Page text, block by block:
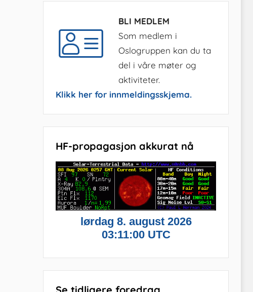
BLI MEDLEM
Som medlem i
Oslogruppen kan du ta
del i våre møter og
aktiviteter.
Klikk her for innmeldingsskjema.
HF-propagasjon akkurat nå